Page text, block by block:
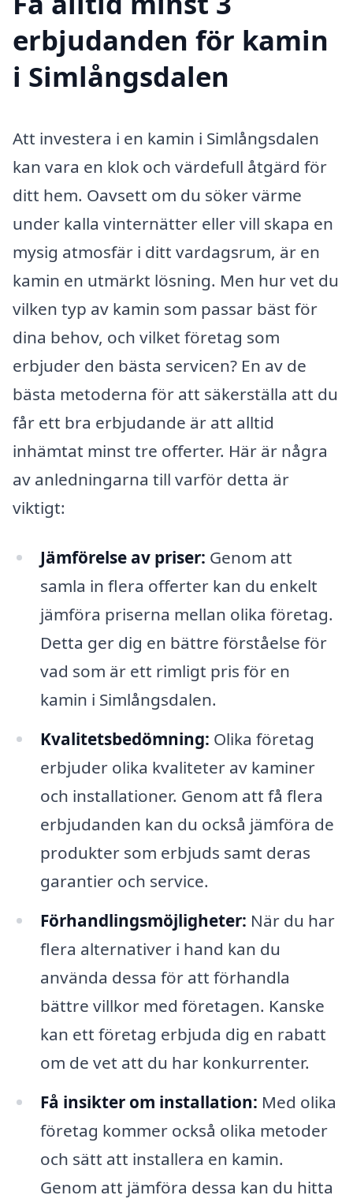
erbjudanden för kamin
i Simlångsdalen
Att investera i en kamin i Simlångsdalen
kan vara en klok och värdefull åtgärd för
ditt hem. Oavsett om du söker värme
under kalla vinternätter eller vill skapa en
mysig atmosfär i ditt vardagsrum, är en
kamin en utmärkt lösning. Men hur vet du
vilken typ av kamin som passar bäst för
dina behov, och vilket företag som
erbjuder den bästa servicen? En av de
bästa metoderna för att säkerställa att du
får ett bra erbjudande är att alltid
inhämtat minst tre offerter. Här är några
av anledningarna till varför detta är
viktigt:
Jämförelse av priser: Genom att
samla in flera offerter kan du enkelt
jämföra priserna mellan olika företag.
Detta ger dig en bättre förståelse för
vad som är ett rimligt pris för en
kamin i Simlångsdalen.
Kvalitetsbedömning: Olika företag
erbjuder olika kvaliteter av kaminer
och installationer. Genom att få flera
erbjudanden kan du också jämföra de
produkter som erbjuds samt deras
garantier och service.
Förhandlingsmöjligheter: När du har
flera alternativer i hand kan du
använda dessa för att förhandla
bättre villkor med företagen. Kanske
kan ett företag erbjuda dig en rabatt
om de vet att du har konkurrenter.
Få insikter om installation: Med olika
företag kommer också olika metoder
och sätt att installera en kamin.
Genom att jämföra dessa kan du hitta